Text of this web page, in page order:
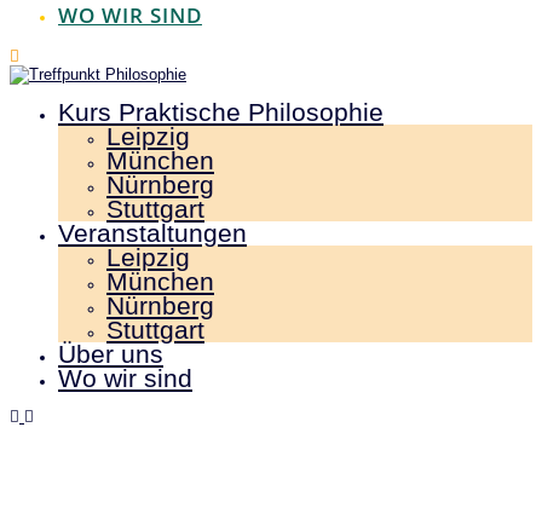
WO WIR SIND
Kurs Praktische Philosophie
Leipzig
München
Nürnberg
Stuttgart
Veranstaltungen
Leipzig
München
Nürnberg
Stuttgart
Über uns
Wo wir sind